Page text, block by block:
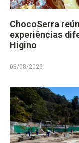
ChocoSerra
experiências
Higino
08/08/2026